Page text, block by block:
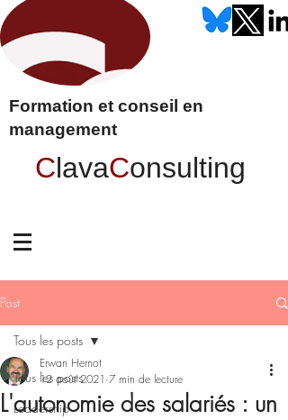
Formation et conseil en
management
ClavaConsulting
Post
Tous les posts
Leadership
Tous les posts
L'autonomie des salariés : un
Erwan Hernot
12 août 2021 7 min de lecture